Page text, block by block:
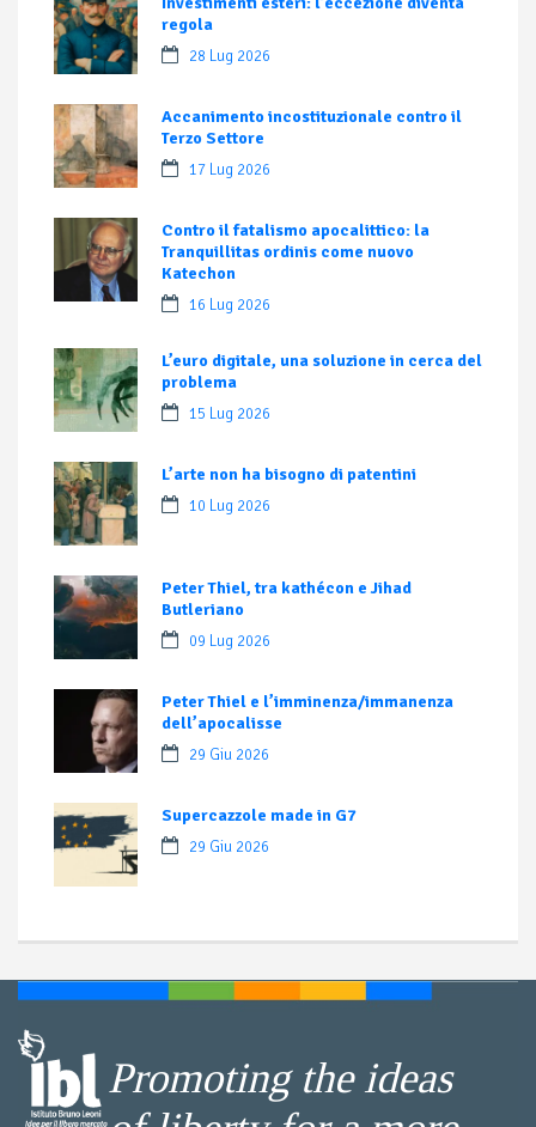
regola
28 Lug 2026
Accanimento incostituzionale contro il
Terzo Settore
17 Lug 2026
Contro il fatalismo apocalittico: la
Tranquillitas ordinis come nuovo
Katechon
16 Lug 2026
L’euro digitale, una soluzione in cerca del
problema
15 Lug 2026
L’arte non ha bisogno di patentini
10 Lug 2026
Peter Thiel, tra kathécon e Jihad
Butleriano
09 Lug 2026
Peter Thiel e l’imminenza/immanenza
dell’apocalisse
29 Giu 2026
Supercazzole made in G7
29 Giu 2026
Promoting the ideas